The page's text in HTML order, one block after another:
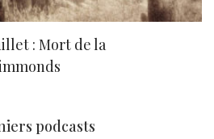
: Mort de la
podcasts